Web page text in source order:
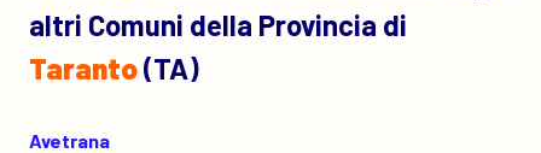
altri Comuni della Provincia di
Taranto(TA)
Avetrana